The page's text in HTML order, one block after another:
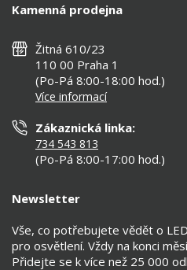
Tipy, rady a instalace
Montáž
Nejčastější dotazy
Než koupíte
Osvětlení dle místnosti
Reklamace a vrácení
Zásady ochrany soukromí
Nastavení cookies
Prohlášení o přístupnosti
Kamenná prodejna
Žitná 610/23
110 00 Praha 1
(Po-Pá 8:00-18:00 hod.)
Více informací
Zákaznická linka:
734 543 813
(Po-Pá 8:00-17:00 hod.)
Newsletter
Vše, co potřebujete vědět o
pro osvětlení. Vždy na konci
Přidejte se k více než 25 000